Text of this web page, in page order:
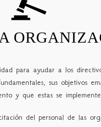
para ayudar a los
sus objetivos
y que estas se
del personal de las